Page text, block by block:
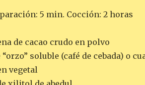
5 min. Cocción: 2 horas
de cacao crudo en polvo
“orzo” soluble (café de cebada) o
vegetal